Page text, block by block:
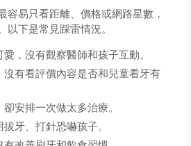
容易只看距離、價格或網路星數，
下是常見踩雷情況。
，沒有觀察醫師和孩子互動。
沒有看評價內容是否和兒童看牙有
安排一次做太多治療。
牙、打針恐嚇孩子。